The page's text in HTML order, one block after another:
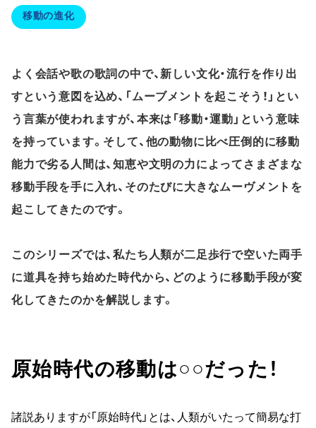
移動の進化
よく会話や歌の歌詞の中で、新しい文化・流行を作り出
すという意図を込め、「ムーブメントを起こそう！」とい
う言葉が使われますが、本来は「移動・運動」という意味
を持っています。そして、他の動物に比べ圧倒的に移動
能力で劣る人間は、知恵や文明の力によってさまざまな
移動手段を手に入れ、そのたびに大きなムーヴメントを
起こしてきたのです。
このシリーズでは、私たち人類が二足歩行で空いた両手
に道具を持ち始めた時代から、どのように移動手段が変
化してきたのかを解説します。
原始時代の移動は○○だった！
諸説ありますが「原始時代」とは、人類がいたって簡易な打